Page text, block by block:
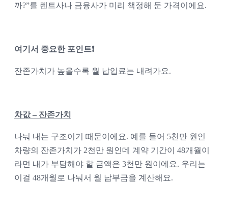
까?”를 렌트사나 금융사가 미리 책정해 둔 가격이에요.
여기서 중요한 포인트❗
잔존가치가 높을수록 월 납입료는 내려가요.
차값 – 잔존가치
나눠 내는 구조이기 때문이에요. 예를 들어 5천만 원인
차량의 잔존가치가 2천만 원인데 계약 기간이 48개월이
라면 내가 부담해야 할 금액은 3천만 원이에요. 우리는
이걸 48개월로 나눠서 월 납부금을 계산해요.